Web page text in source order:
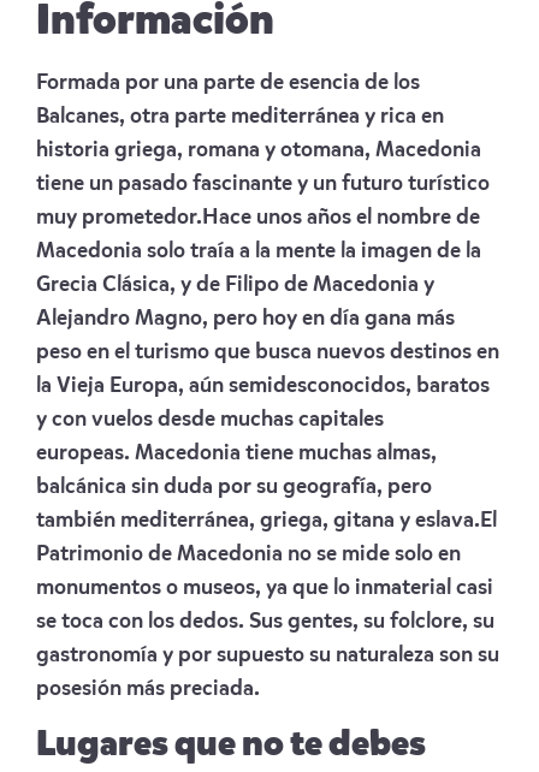
Información
Formada por una parte de esencia de los
Balcanes, otra parte mediterránea y rica en
historia griega, romana y otomana, Macedonia
tiene un pasado fascinante y un futuro turístico
muy prometedor.Hace unos años el nombre de
Macedonia solo traía a la mente la imagen de la
Grecia Clásica, y de Filipo de Macedonia y
Alejandro Magno, pero hoy en día gana más
peso en el turismo que busca nuevos destinos en
la Vieja Europa, aún semidesconocidos, baratos
y con vuelos desde muchas capitales
europeas. Macedonia tiene muchas almas,
balcánica sin duda por su geografía, pero
también mediterránea, griega, gitana y eslava.El
Patrimonio de Macedonia no se mide solo en
monumentos o museos, ya que lo inmaterial casi
se toca con los dedos. Sus gentes, su folclore, su
gastronomía y por supuesto su naturaleza son su
posesión más preciada.
Lugares que no te debes